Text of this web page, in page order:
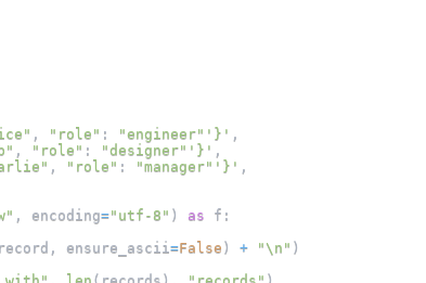
, "role" : "engineer" '}' ,
, "role" : "designer" '}' ,
, "role" : "manager" '}' ,
, encoding="utf-8" ) as f :
record , ensure_ascii=False ) + "\n" )